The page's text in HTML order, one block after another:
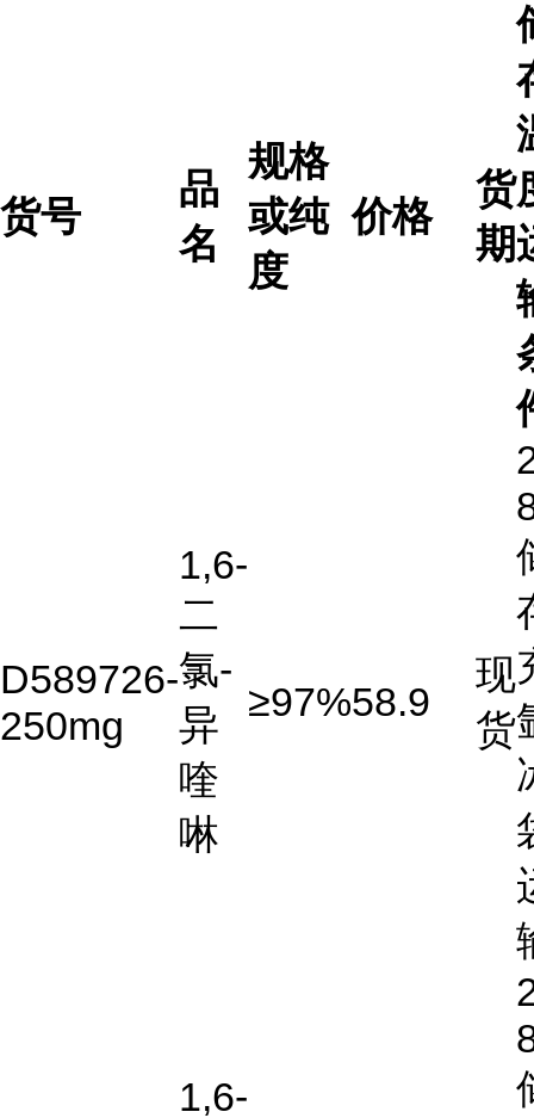
货号
品
名
规格
或纯
度
价格
货
期
D589726-
250mg
1,6-
二
氯-
异
喹
啉
≥97%58.9
现
货
1,6-